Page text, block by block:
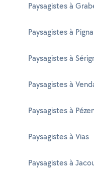
Paysagistes à
Paysagistes à
Paysagistes à
Paysagistes à
Paysagistes à
Paysagistes à Vias
Paysagistes à